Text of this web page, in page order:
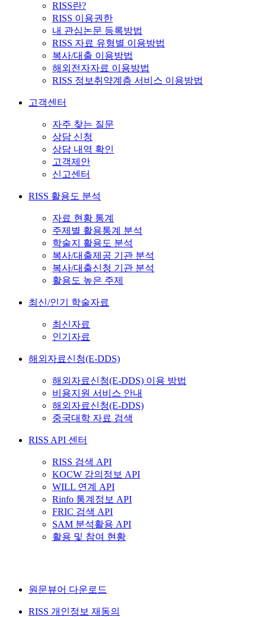
RISS란?
RISS 이용권한
내 관심논문 등록방법
RISS 자료 유형별 이용방법
복사/대출 이용방법
해외전자자료 이용방법
RISS 정보취약계층 서비스 이용방법
고객센터
자주 찾는 질문
상담 신청
상담 내역 확인
고객제안
신고센터
RISS 활용도 분석
자료 현황 통계
주제별 활용통계 분석
학술지 활용도 분석
복사/대출제공 기관 분석
복사/대출신청 기관 분석
활용도 높은 주제
최신/인기 학술자료
최신자료
인기자료
해외자료신청(E-DDS)
해외자료신청(E-DDS) 이용 방법
비용지원 서비스 안내
해외자료신청(E-DDS)
중국대학 자료 검색
RISS API 센터
RISS 검색 API
KOCW 강의정보 API
WILL 연계 API
Rinfo 통계정보 API
FRIC 검색 API
SAM 분석활용 API
활용 및 참여 현황
원문뷰어 다운로드
RISS 개인정보 재동의